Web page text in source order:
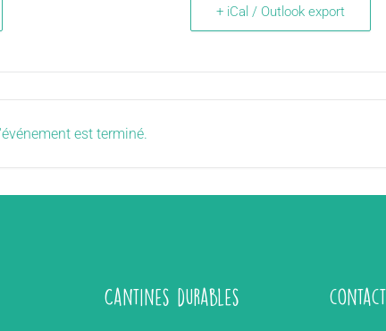
+ iCal / Outlook export
est terminé.
Cantines durables contact